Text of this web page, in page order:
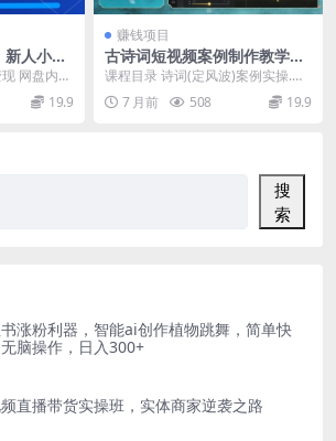
人小白
网盘内容
转化的基
19.9
赚钱项目
古诗词短视频案例制作教学，
手把手教你用AI制作中国风类
课程目录 诗词(定风波)案例实操.mp
4 诗词(将进酒)案例实操.mp4 诗词
(... 7 月前 508 19.9
搜
索
涨粉利器，智能ai创作植物跳舞，简单快
脑操作，日入300+
直播带货实操班，实体商家逆袭之路